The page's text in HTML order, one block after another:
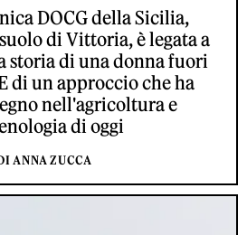
DOCG della Sicilia,
di Vittoria, è legata a
storia di una donna fuori
di un approccio che ha
nell'agricoltura e
di oggi
ANNA ZUCCA